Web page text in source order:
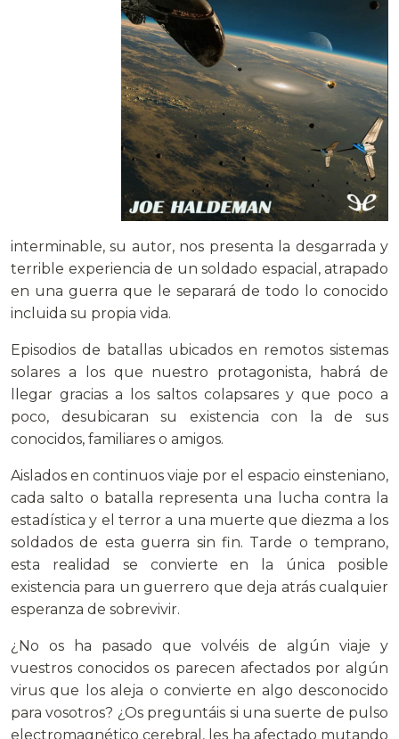
interminable, su autor, nos presenta la desgarrada y
terrible experiencia de un soldado espacial, atrapado
en una guerra que le separará de todo lo conocido
incluida su propia vida.
Episodios de batallas ubicados en remotos sistemas
solares a los que nuestro protagonista, habrá de
llegar gracias a los saltos colapsares y que poco a
poco, desubicaran su existencia con la de sus
conocidos, familiares o amigos.
Aislados en continuos viaje por el espacio einsteniano,
cada salto o batalla representa una lucha contra la
estadística y el terror a una muerte que diezma a los
soldados de esta guerra sin fin. Tarde o temprano,
esta realidad se convierte en la única posible
existencia para un guerrero que deja atrás cualquier
esperanza de sobrevivir.
¿No os ha pasado que volvéis de algún viaje y
vuestros conocidos os parecen afectados por algún
virus que los aleja o convierte en algo desconocido
para vosotros? ¿Os preguntáis si una suerte de pulso
electromagnético cerebral, les ha afectado mutando